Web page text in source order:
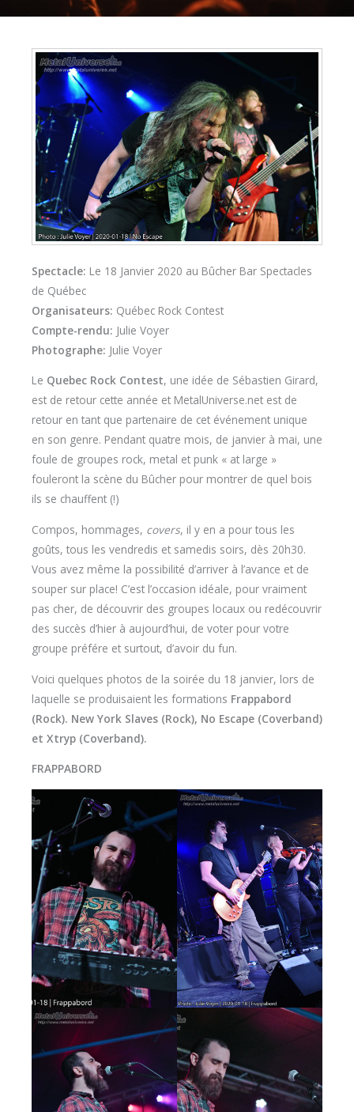
Spectacle: Le 18 Janvier 2020 au Bûcher Bar Spectacles
de Québec
Organisateurs: Québec Rock Contest
Compte-rendu: Julie Voyer
Photographe: Julie Voyer
Le Quebec Rock Contest, une idée de Sébastien Girard,
est de retour cette année et MetalUniverse.net est de
retour en tant que partenaire de cet événement unique
en son genre. Pendant quatre mois, de janvier à mai, une
foule de groupes rock, metal et punk « at large »
fouleront la scène du Bûcher pour montrer de quel bois
ils se chauffent (!)
Compos, hommages, covers, il y en a pour tous les
goûts, tous les vendredis et samedis soirs, dès 20h30.
Vous avez même la possibilité d’arriver à l’avance et de
souper sur place! C’est l’occasion idéale, pour vraiment
pas cher, de découvrir des groupes locaux ou redécouvrir
des succès d’hier à aujourd’hui, de voter pour votre
groupe préfére et surtout, d’avoir du fun.
Voici quelques photos de la soirée du 18 janvier, lors de
laquelle se produisaient les formations Frappabord
(Rock). New York Slaves (Rock), No Escape (Coverband)
et Xtryp (Coverband).
FRAPPABORD